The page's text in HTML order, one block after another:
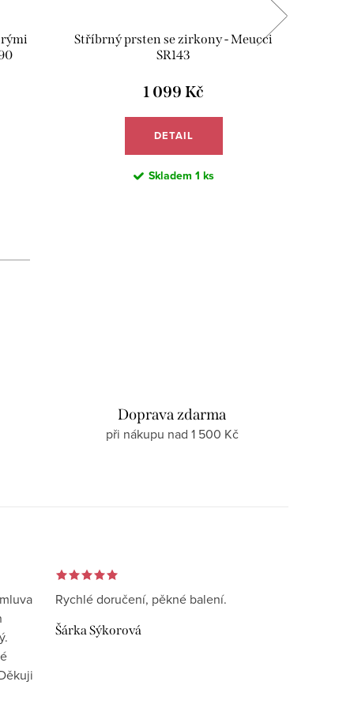
Stříbrný prsten se zirkony - Meucci
SR143
1 099 Kč
DETAIL
Skladem 1 ks
Doprava zdarma
při nákupu nad 1 500 Kč
Rychlé doručení, pěkné balení.
Šárka Sýkorová